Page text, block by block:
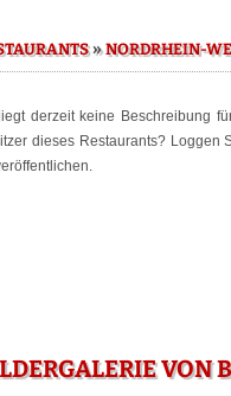
»NORDRHEIN-
derzeit keine Beschreibung
dieses Restaurants? Loggen
VON